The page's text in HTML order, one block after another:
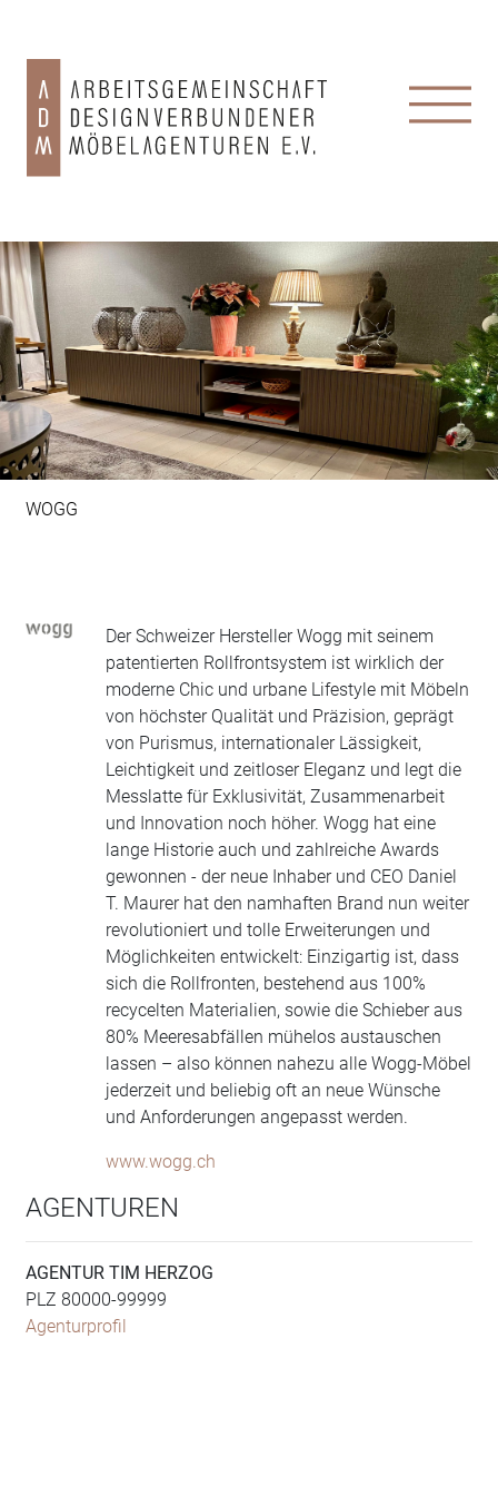
WOGG
Der Schweizer Hersteller Wogg mit seinem
patentierten Rollfrontsystem ist wirklich der
moderne Chic und urbane Lifestyle mit Möbeln
von höchster Qualität und Präzision, geprägt
von Purismus, internationaler Lässigkeit,
Leichtigkeit und zeitloser Eleganz und legt die
Messlatte für Exklusivität, Zusammenarbeit
und Innovation noch höher. Wogg hat eine
lange Historie auch und zahlreiche Awards
gewonnen - der neue Inhaber und CEO Daniel
T. Maurer hat den namhaften Brand nun weiter
revolutioniert und tolle Erweiterungen und
Möglichkeiten entwickelt: Einzigartig ist, dass
sich die Rollfronten, bestehend aus 100%
recycelten Materialien, sowie die Schieber aus
80% Meeresabfällen mühelos austauschen
lassen – also können nahezu alle Wogg-Möbel
jederzeit und beliebig oft an neue Wünsche
und Anforderungen angepasst werden.
www.wogg.ch
AGENTUREN
AGENTUR TIM HERZOG
PLZ 80000-99999
Agenturprofil